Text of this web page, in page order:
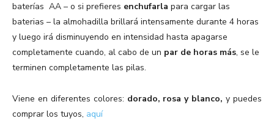
baterías AA – o si prefieres enchufarla para cargar las
baterias – la almohadilla brillará intensamente durante 4 horas
y luego irá disminuyendo en intensidad hasta apagarse
completamente cuando, al cabo de un par de horas más, se le
terminen completamente las pilas.
Viene en diferentes colores: dorado, rosa y blanco,y puedes
comprar los tuyos, aquí